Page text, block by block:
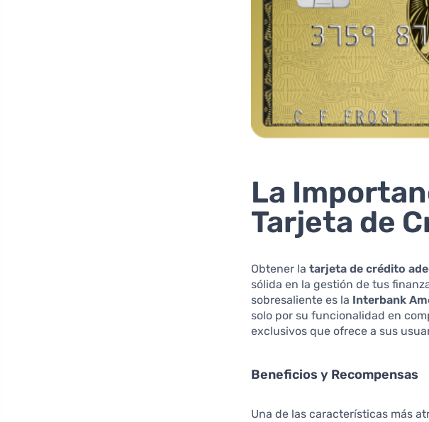
La
Tarjeta de
Obtener latarjeta de crédito
sólida en la gestión de tus
sobresaliente es la Interbank
solo por su funcionalidad en
exclusivos que ofrece a sus
Beneficios y Recompensas
Una de las características más